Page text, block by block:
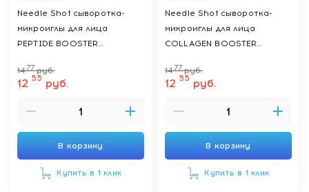
Needle Shot сыворотка-
микроиглы для лица
PEPTIDE BOOSTER
упругость, улучшение
контуров), 30 мл
14 77 руб.
12 55 руб.
В корзину
Купить в 1 клик
Needle Shot сыворотка-
микроиглы для лица
COLLAGEN BOOSTER
увлажнение), 30 мл
14 77 руб.
12 55 руб.
В корзину
Купить в 1 клик